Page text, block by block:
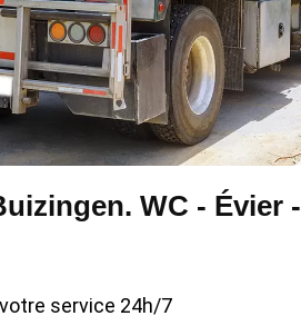
WC - Évier -
service 24h/7